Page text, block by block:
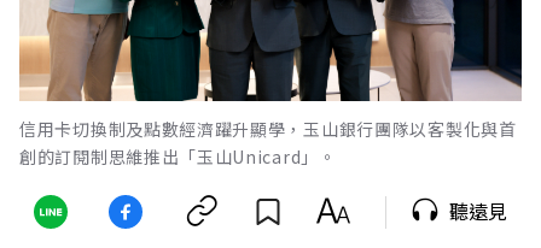
信用卡切換制及點數經濟躍升顯學，玉山銀行團隊以客製化與首
創的訂閱制思維推出「玉山Unicard」。
聽遠見